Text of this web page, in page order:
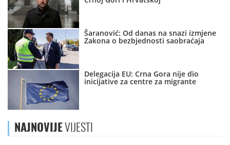
Šaranović: Od danas na snazi izmjene
Zakona o bezbjednosti saobraćaja
Delegacija EU: Crna Gora nije dio
inicijative za centre za migrante
NAJNOVIJEVIJESTI